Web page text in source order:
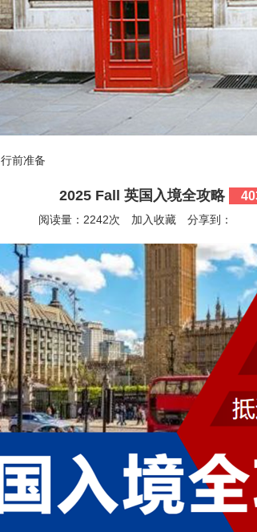
行前准备
2025 Fall 英国入境全攻略
阅读量：2242次 加入收藏 分享到：